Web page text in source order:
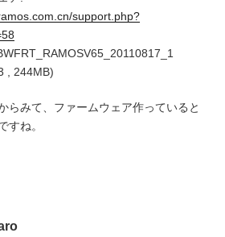
support.php?
, 244MB)
らみて、ファームウェア作っていると
すね。